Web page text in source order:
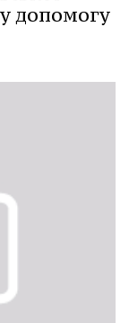
допомогу